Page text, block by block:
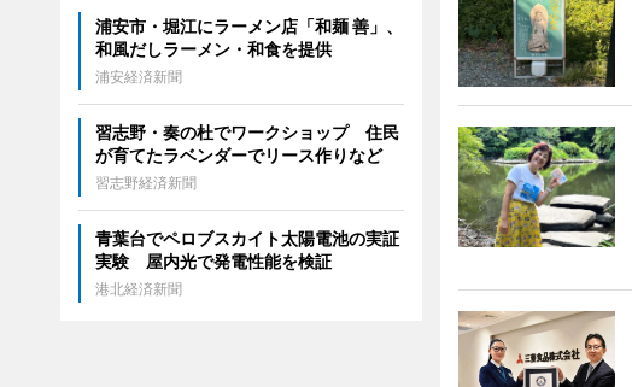
浦安市・堀江にラーメン店「和麺 善」、
和風だしラーメン・和食を提供
浦安経済新聞
習志野・奏の杜でワークショップ 住民
が育てたラベンダーでリース作りなど
習志野経済新聞
青葉台でペロブスカイト太陽電池の実証
実験 屋内光で発電性能を検証
港北経済新聞